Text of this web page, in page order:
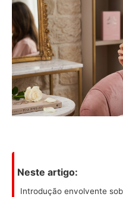
Neste artigo:
Introdução envolvente